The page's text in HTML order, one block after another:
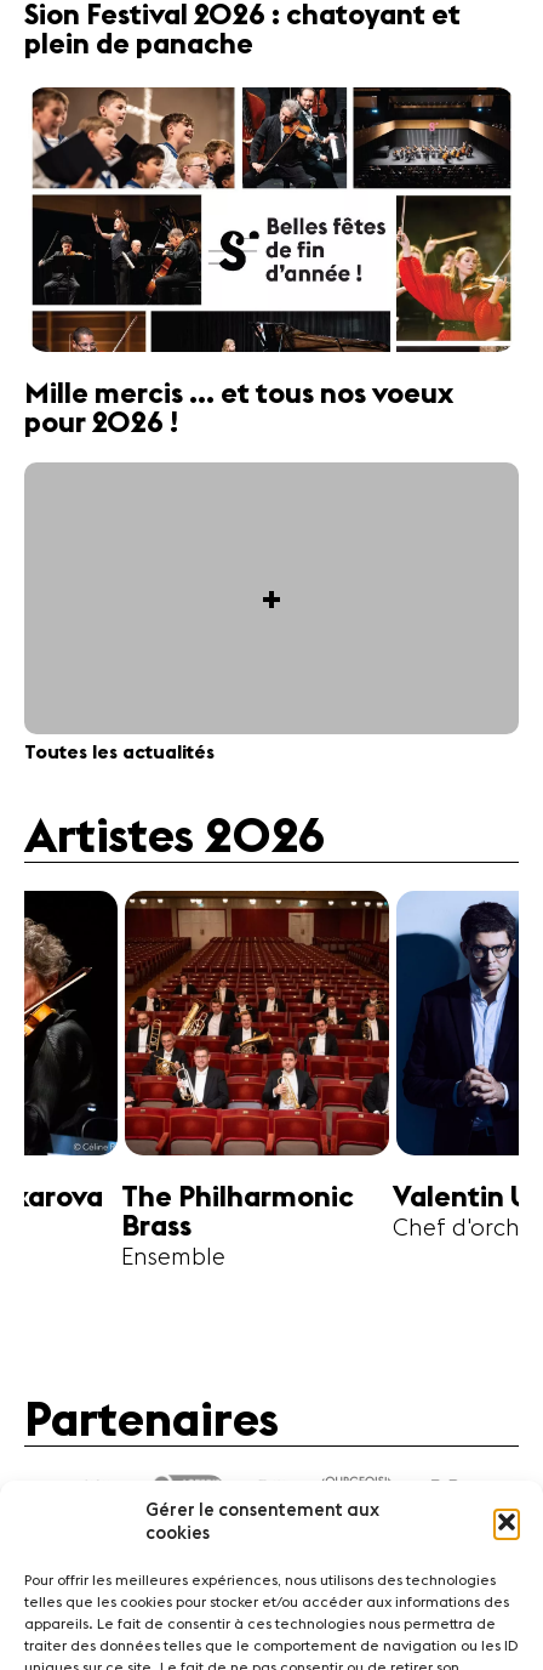
Gérer le consentement aux
cookies
Pour offrir les meilleures expériences, nous utilisons des technologies
telles que les cookies pour stocker et/ou accéder aux informations des
appareils. Le fait de consentir à ces technologies nous permettra de
traiter des données telles que le comportement de navigation ou les ID
Sion Festival 2026 : chatoyant et
plein de panache
Mille mercis ... et tous nos voeux
pour 2026 !
+
Toutes les actualités
Artistes 2026
Valentin Uryupin
Chef d'orchestre
Amihai
Alto
Partenaires
ActualitésConcerts Bénévoles Médiation